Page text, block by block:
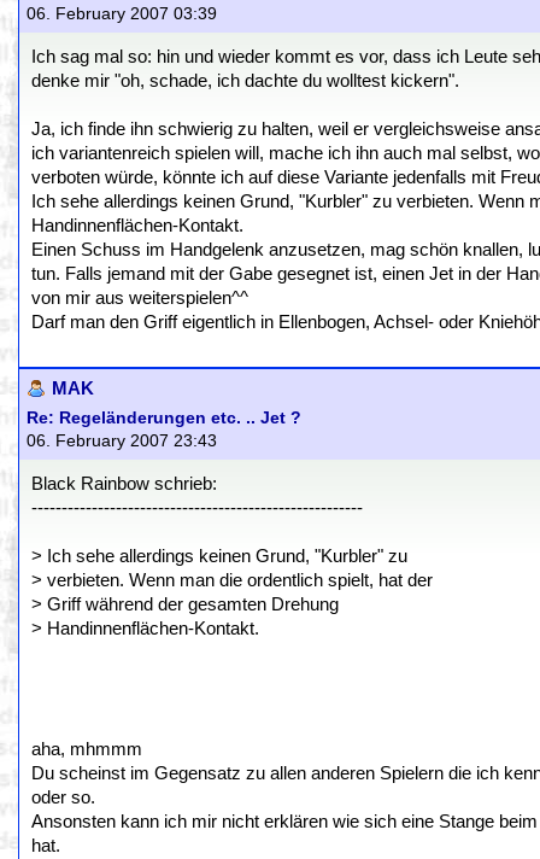
06. February 2007 03:39
Ich sag mal so: hin und wieder kommt es vor, dass ich Leute
denke mir "oh, schade, ich dachte du wolltest kickern".
Ja, ich finde ihn schwierig zu halten, weil er vergleichsweise
ich variantenreich spielen will, mache ich ihn auch mal selbst,
verboten würde, könnte ich auf diese Variante jedenfalls mit
Ich sehe allerdings keinen Grund, "Kurbler" zu verbieten.
Handinnenflächen-Kontakt.
Einen Schuss im Handgelenk anzusetzen, mag schön knallen,
tun. Falls jemand mit der Gabe gesegnet ist, einen Jet in der
von mir aus weiterspielen^^
Darf man den Griff eigentlich in Ellenbogen, Achsel- oder
MAK
Re: Regeländerungen etc. .. Jet ?
06. February 2007 23:43
Black Rainbow schrieb:
-------------------------------------------------------
> Ich sehe allerdings keinen Grund, "Kurbler" zu
> verbieten. Wenn man die ordentlich spielt, hat der
> Griff während der gesamten Drehung
> Handinnenflächen-Kontakt.
aha, mhmmm
Du scheinst im Gegensatz zu allen anderen Spielern die ich
oder so.
Ansonsten kann ich mir nicht erklären wie sich eine Stange
hat.